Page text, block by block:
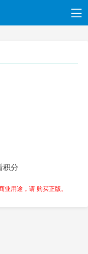
积分
用途，请 购买正版。